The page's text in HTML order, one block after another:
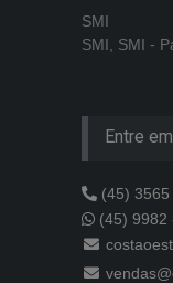
SMI
SMI, SMI -
Entre
(45)
(45) 9982